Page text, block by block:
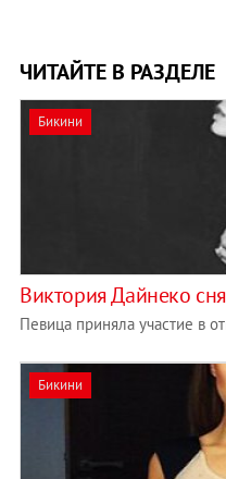
ЧИТАЙТЕ В РАЗДЕЛЕ
Бикини
Виктория Дайнеко
Певица приняла участие в
Бикини